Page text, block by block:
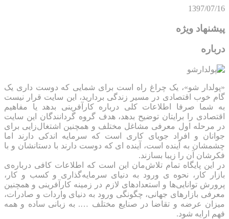
1397/07/16
پیشنهاد ویژه
درباره
«پولدار شو»، یک چراغ راه است برای شمایی که دوست داری یک
گام خوب اقتصادی در مسیر زندگی بردارید، این سایت قرار نیست
به شما صرفا اطلاعات کلی درباره کارآفرینی بدهد یا مفاهیم
اقتصادی را برایتان توضیح بدهد، هدف گروه گردانندگان این سایت
در مرحله اول معرفی مشاغل مختلف و همچنین اشتغال‌زایی برای
جوانان و افراد جویای کاری است که سرمایه اندکی دارند اما
چشمشان به آینده است، آینده ای که دوست دارند با دستانشان و با
فکرشان آن را زیبا بسازند.
در این پایگاه تمام تلاش‌مان این است که ‌اطلاعات کافی درباره‌ی
بازار کار، نحوه ی ورود به دنیای سرمایه‌گذاری و کسب و کار،
پرورش توانایی‌ها و استعدادهای لازم در زمینه کارآفرینی و همچنین
معرفی بازارهای جهانی، چگونگی ورود به دنیای واردات و صادرات،
میزان عرضه و تقاضا در صنایع مختلف …. به زبانی ساده و همه
فهم ارایه شود.